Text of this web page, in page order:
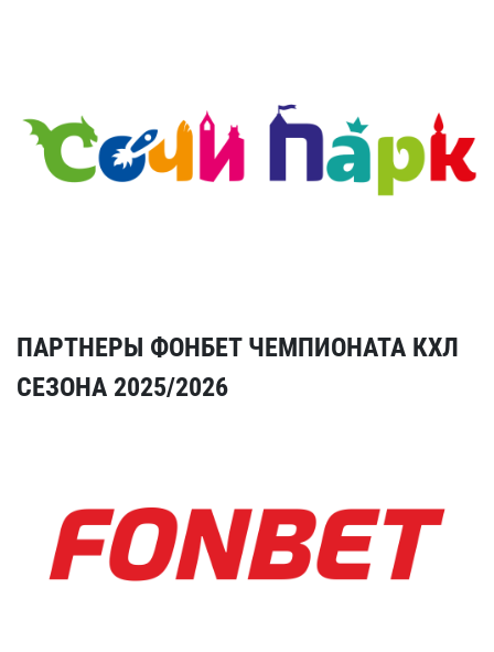
ПАРТНЕРЫ ФОНБЕТ ЧЕМПИОНАТА КХЛ
СЕЗОНА 2025/2026